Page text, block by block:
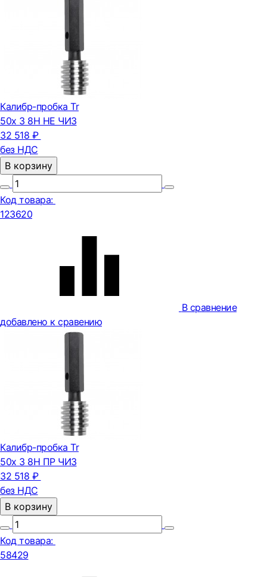
Калибр-пробка Tr
50х 3 8Н НЕ ЧИЗ
32 518 ₽
без НДС
В корзину
Код товара:
123620
В сравнение
добавлено к сравению
Калибр-пробка Tr
50х 3 8Н ПР ЧИЗ
32 518 ₽
без НДС
В корзину
Код товара:
58429